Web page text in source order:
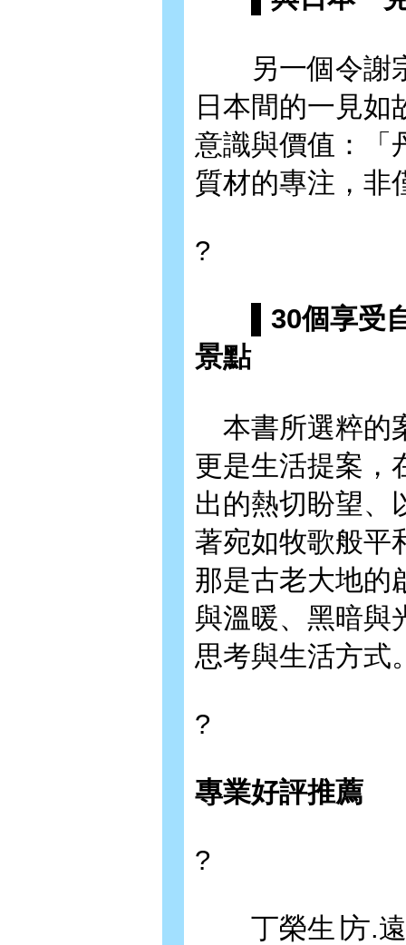
另一個令謝宗
日本間的一見
意識與價值：「
質材的專注，非
?
▌30個享受自
景點
本書所選粹的
更是生活提案，
出的熱切盼望、
著宛如牧歌般平
那是古老大地的
與溫暖、黑暗與
思考與生活方式
?
專業好評推薦
?
丁榮生∣方.遠